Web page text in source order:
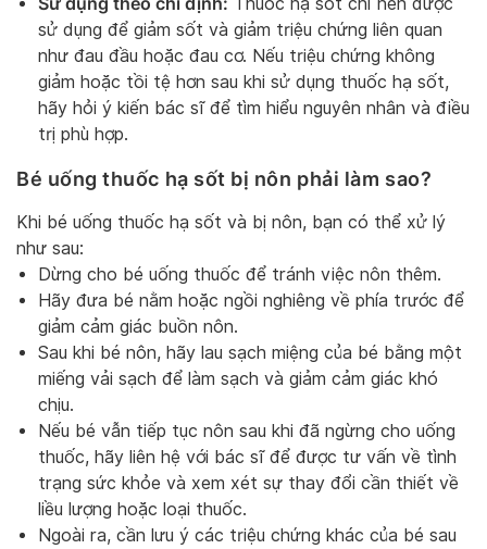
sử dụng để giảm sốt và giảm triệu chứng liên quan
như đau đầu hoặc đau cơ. Nếu triệu chứng không
giảm hoặc tồi tệ hơn sau khi sử dụng thuốc hạ sốt,
hãy hỏi ý kiến bác sĩ để tìm hiểu nguyên nhân và điều
trị phù hợp.
Bé uống thuốc hạ sốt bị nôn phải làm sao?
Khi bé uống thuốc hạ sốt và bị nôn, bạn có thể xử lý
như sau:
Dừng cho bé uống thuốc để tránh việc nôn thêm.
Hãy đưa bé nằm hoặc ngồi nghiêng về phía trước để
giảm cảm giác buồn nôn.
Sau khi bé nôn, hãy lau sạch miệng của bé bằng một
miếng vải sạch để làm sạch và giảm cảm giác khó
chịu.
Nếu bé vẫn tiếp tục nôn sau khi đã ngừng cho uống
thuốc, hãy liên hệ với bác sĩ để được tư vấn về tình
trạng sức khỏe và xem xét sự thay đổi cần thiết về
liều lượng hoặc loại thuốc.
Ngoài ra, cần lưu ý các triệu chứng khác của bé sau